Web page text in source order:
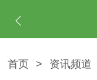
首页 > 资讯频道